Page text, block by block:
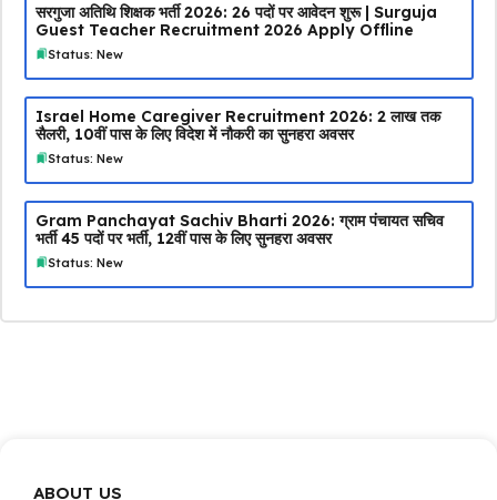
सरगुजा अतिथि शिक्षक भर्ती 2026: 26 पदों पर आवेदन शुरू | Surguja
Guest Teacher Recruitment 2026 Apply Offline
Status: New
Israel Home Caregiver Recruitment 2026: ₹2 लाख तक
सैलरी, 10वीं पास के लिए विदेश में नौकरी का सुनहरा अवसर
Status: New
Gram Panchayat Sachiv Bharti 2026: ग्राम पंचायत सचिव
भर्ती 45 पदों पर भर्ती, 12वीं पास के लिए सुनहरा अवसर
Status: New
ABOUT US